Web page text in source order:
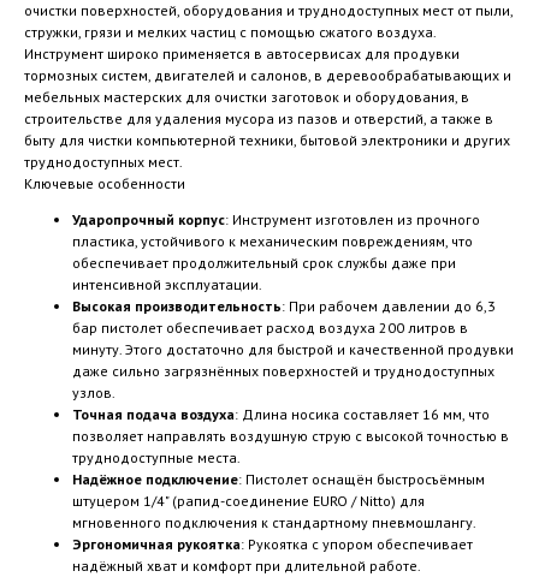
очистки поверхностей, оборудования и труднодоступных мест от пыли,
стружки, грязи и мелких частиц с помощью сжатого воздуха.
Инструмент широко применяется в автосервисах для продувки
тормозных систем, двигателей и салонов, в деревообрабатывающих и
мебельных мастерских для очистки заготовок и оборудования, в
строительстве для удаления мусора из пазов и отверстий, а также в
быту для чистки компьютерной техники, бытовой электроники и других
труднодоступных мест.
Ключевые особенности
Ударопрочный корпус: Инструмент изготовлен из прочного
пластика, устойчивого к механическим повреждениям, что
обеспечивает продолжительный срок службы даже при
интенсивной эксплуатации.
Высокая производительность: При рабочем давлении до 6,3
бар пистолет обеспечивает расход воздуха 200 литров в
минуту. Этого достаточно для быстрой и качественной продувки
даже сильно загрязнённых поверхностей и труднодоступных
узлов.
Точная подача воздуха: Длина носика составляет 16 мм, что
позволяет направлять воздушную струю с высокой точностью в
труднодоступные места.
Надёжное подключение: Пистолет оснащён быстросъёмным
штуцером 1/4" (рапид-соединение EURO / Nitto) для
мгновенного подключения к стандартному пневмошлангу.
Эргономичная рукоятка: Рукоятка с упором обеспечивает
надёжный хват и комфорт при длительной работе.